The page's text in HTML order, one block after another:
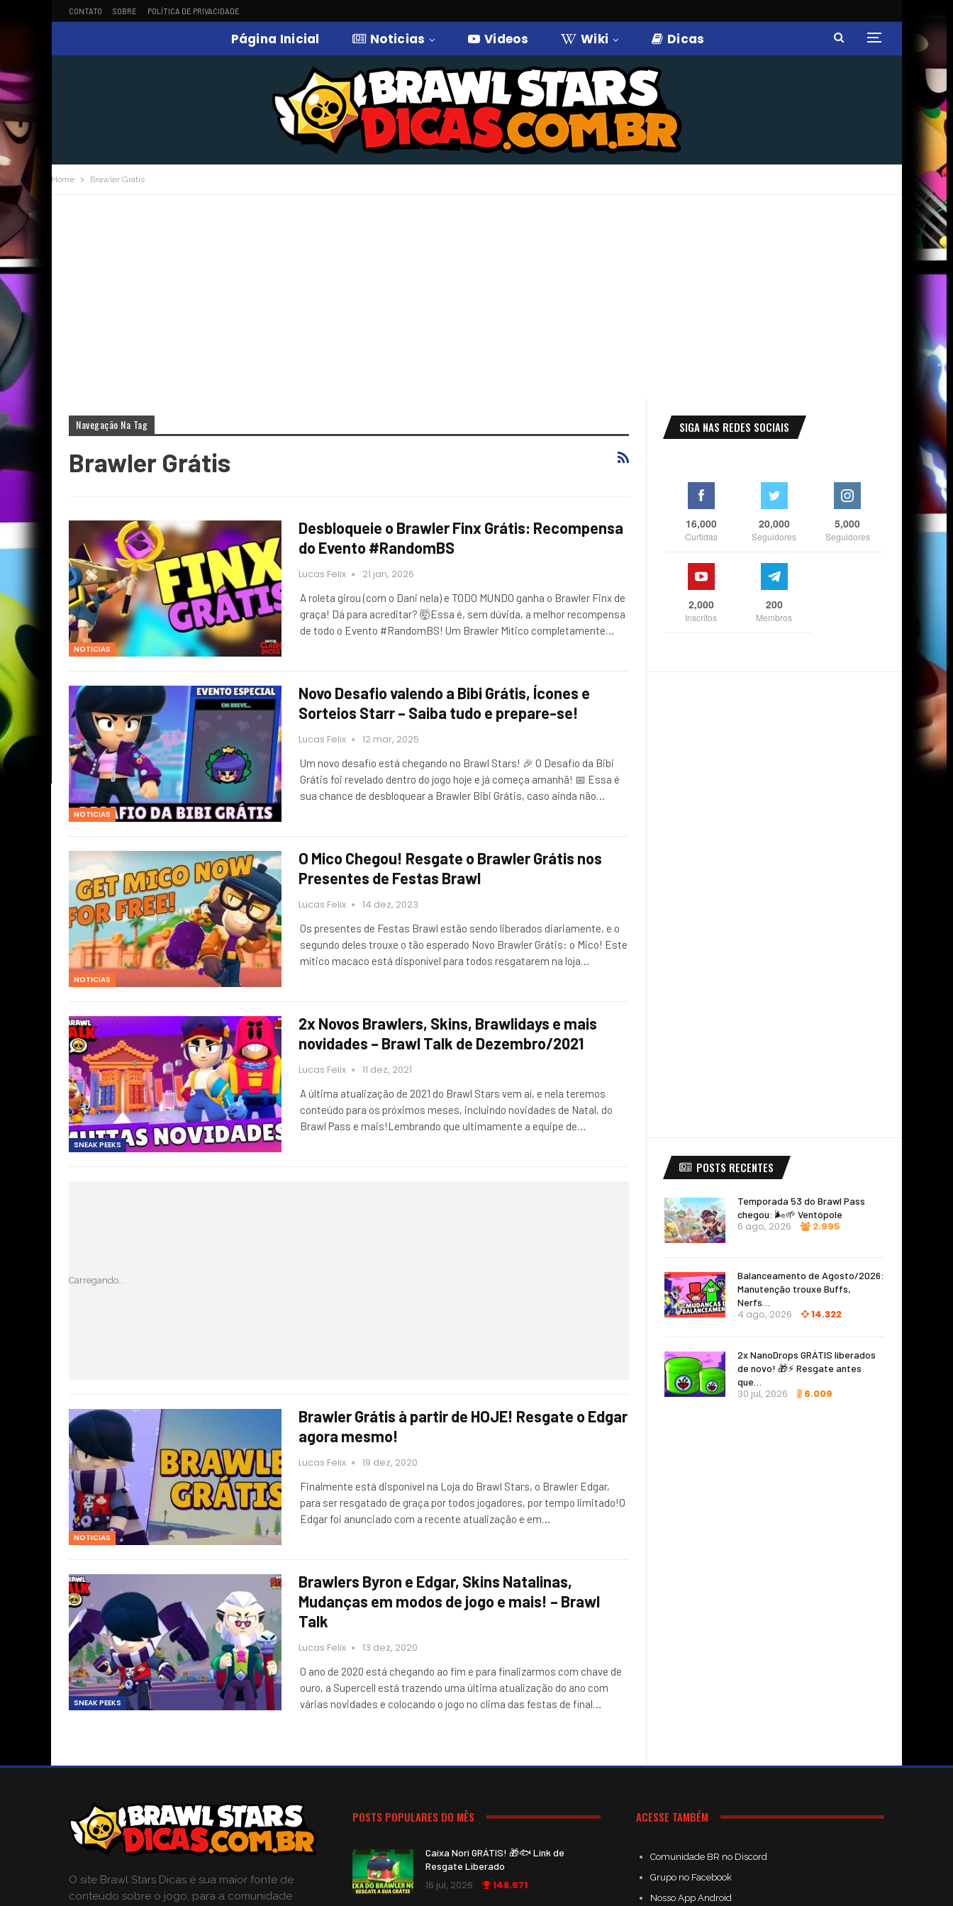
CONTATO SOBRE POLÍTICA DE PRIVACIDADE
Página Inicial Noticias Videos Wiki Dicas
Home Brawler Grátis
Navegação Na Tag
Brawler Grátis
NOTICIAS
Desbloqueie o Brawler Finx Grátis: Recompensa
do Evento #RandomBS
Lucas Felix 21 jan, 2026
A roleta girou (com o Dani nela) e TODO MUNDO ganha o Brawler Finx de
graça! Dá para acreditar? 🤯Essa é, sem dúvida, a melhor recompensa
de todo o Evento #RandomBS! Um Brawler Mítico completamente…
NOTICIAS
Novo Desafio valendo a Bibi Grátis, Ícones e
Sorteios Starr – Saiba tudo e prepare-se!
Lucas Felix 12 mar, 2025
Um novo desafio está chegando no Brawl Stars! 🎉 O Desafio da Bibi
Grátis foi revelado dentro do jogo hoje e já começa amanhã! 📅 Essa é
sua chance de desbloquear a Brawler Bibi Grátis, caso ainda não…
NOTICIAS
O Mico Chegou! Resgate o Brawler Grátis nos
Presentes de Festas Brawl
Lucas Felix 14 dez, 2023
Os presentes de Festas Brawl estão sendo liberados diariamente, e o
segundo deles trouxe o tão esperado Novo Brawler Grátis: o Mico! Este
mítico macaco está disponível para todos resgatarem na loja…
SNEAK PEEKS
2x Novos Brawlers, Skins, Brawlidays e mais
novidades – Brawl Talk de Dezembro/2021
Lucas Felix 11 dez, 2021
A última atualização de 2021 do Brawl Stars vem aí, e nela teremos
conteúdo para os próximos meses, incluindo novidades de Natal, do
Brawl Pass e mais!Lembrando que ultimamente a equipe de…
Carregando...
NOTICIAS
Brawler Grátis à partir de HOJE! Resgate o Edgar
agora mesmo!
Lucas Felix 19 dez, 2020
Finalmente está disponível na Loja do Brawl Stars, o Brawler Edgar,
para ser resgatado de graça por todos jogadores, por tempo limitado!O
Edgar foi anunciado com a recente atualização e em…
SNEAK PEEKS
Brawlers Byron e Edgar, Skins Natalinas,
Mudanças em modos de jogo e mais! – Brawl
Talk
Lucas Felix 13 dez, 2020
O ano de 2020 está chegando ao fim e para finalizarmos com chave de
ouro, a Supercell está trazendo uma última atualização do ano com
várias novidades e colocando o jogo no clima das festas de final…
SIGA NAS REDES SOCIAIS
16,000
Curtidas
20,000
Seguidores
5,000
Seguidores
2,000
Inscritos
200
Membros
POSTS RECENTES
Temporada 53 do Brawl Pass
chegou: 🌬️🌱 Ventópole
6 ago, 2026 2.995
Balanceamento de Agosto/2026:
Manutenção trouxe Buffs,
Nerfs…
4 ago, 2026 14.322
2x NanoDrops GRÁTIS liberados
de novo! 🎁⚡ Resgate antes
que…
30 jul, 2026 6.009
O site Brawl Stars Dicas é sua maior fonte de
conteúdo sobre o jogo, para a comunidade
POSTS POPULARES DO MÊS
Caixa Nori GRÁTIS! 🎁🐟 Link de
Resgate Liberado
16 jul, 2026 148.671
ACESSE TAMBÉM
Comunidade BR no Discord
Grupo no Facebook
Nosso App Android